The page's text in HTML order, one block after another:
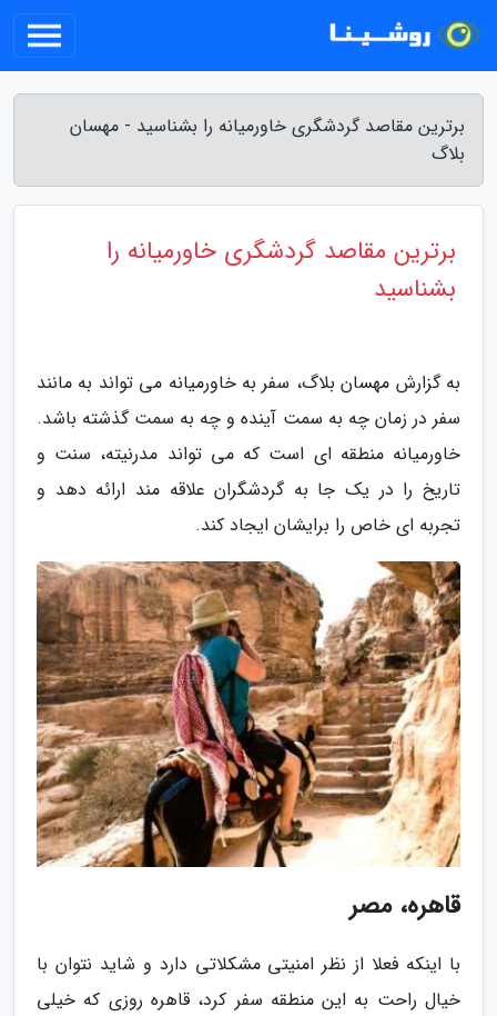
برترین مقاصد گردشگری خاورمیانه را بشناسید - مهسان
بلاگ
برترین مقاصد گردشگری خاورمیانه را
بشناسید
به گزارش مهسان بلاگ، سفر به خاورمیانه می تواند به مانند
سفر در زمان چه به سمت آینده و چه به سمت گذشته باشد.
خاورمیانه منطقه ای است که می تواند مدرنیته، سنت و
تاریخ را در یک جا به گردشگران علاقه مند ارائه دهد و
تجربه ای خاص را برایشان ایجاد کند.
قاهره، مصر
با اینکه فعلا از نظر امنیتی مشکلاتی دارد و شاید نتوان با
خیال راحت به این منطقه سفر کرد، قاهره روزی که خیلی